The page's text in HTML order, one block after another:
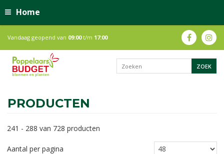
Home
Vandaag geopend van 09:00t/m 17:00
PRODUCTEN
241 - 288 van 728 producten
Aantal per pagina